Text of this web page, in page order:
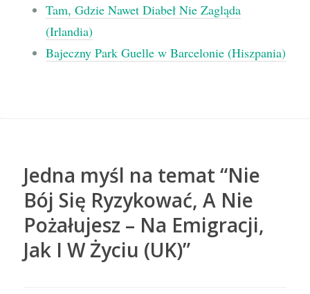
Tam, Gdzie Nawet Diabeł Nie Zagląda
(Irlandia)
Bajeczny Park Guelle w Barcelonie (Hiszpania)
Jedna myśl na temat “Nie
Bój Się Ryzykować, A Nie
Pożałujesz – Na Emigracji,
Jak I W Życiu (UK)”